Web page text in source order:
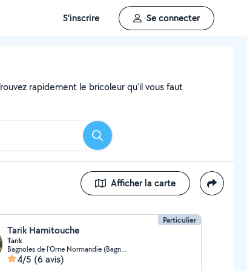
S'inscrire Se connecter
rapidement le bricoleur qu'il vous faut
Rechercher
Afficher la carte
Particulier
Tarik Hamitouche
Tarik
Bagnoles de l'Orne Normandie (Bagnoles de l'Orne Normandie)
4/5 (6 avis)